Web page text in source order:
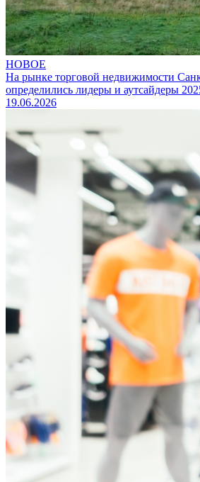
НОВОЕ
На рынке торговой недвижимости
определились лидеры и аутсайдеры
19.06.2026